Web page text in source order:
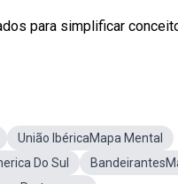
para simplificar
União IbéricaMapa Mental
Do Sul